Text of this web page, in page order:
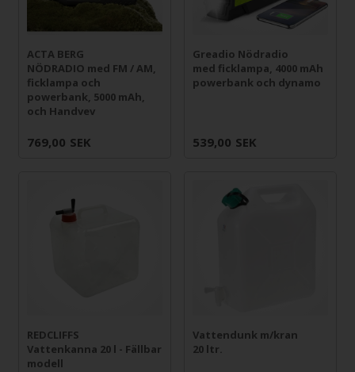
ACTA BERG
NÖDRADIO med FM / AM,
ficklampa och
powerbank, 5000 mAh,
och Handvev
769,00 SEK
Greadio Nödradio
med ficklampa, 4000 mAh
powerbank och dynamo
539,00 SEK
REDCLIFFS
Vattenkanna 20 l - Fällbar
modell
Vattendunk m/kran
20 ltr.